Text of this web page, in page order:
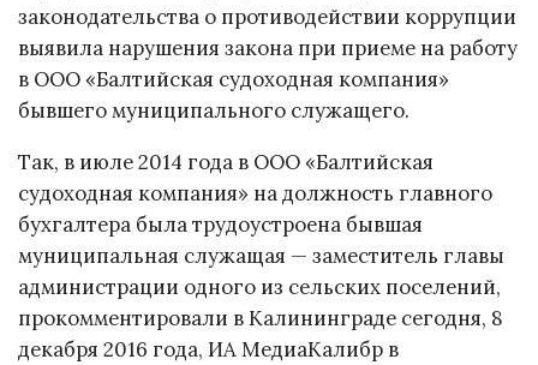
законодательства о противодействии коррупции
выявила нарушения закона при приеме на работу
в ООО «Балтийская судоходная компания»
бывшего муниципального служащего.
Так, в июле 2014 года в ООО «Балтийская
судоходная компания» на должность главного
бухгалтера была трудоустроена бывшая
муниципальная служащая — заместитель главы
администрации одного из сельских поселений,
прокомментировали в Калининграде сегодня, 8
декабря 2016 года, ИА МедиаКалибр в